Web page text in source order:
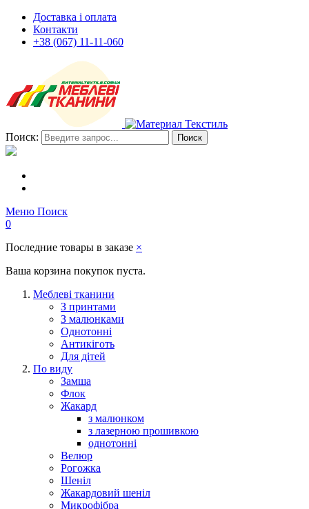
Доставка і оплата
Контакти
+38 (067) 11-11-060
Поиск: Поиск
Меню Поиск
0
Последние товары в заказе ×
Ваша корзина покупок пуста.
Меблеві тканини
З принтами
З малюнками
Однотонні
Антикіготь
Для дітей
По виду
Замша
Флок
Жакард
з малюнком
з лазерною прошивкою
однотонні
Велюр
Рогожка
Шеніл
Жакардовий шеніл
Микрофібра